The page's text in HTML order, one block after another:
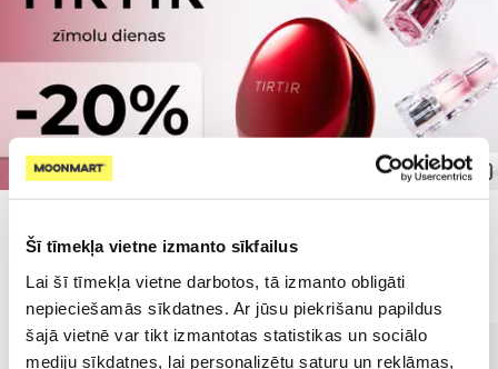
Šī tīmekļa vietne izmanto sīkfailus
Lai šī tīmekļa vietne darbotos, tā izmanto obligāti
nepieciešamās sīkdatnes. Ar jūsu piekrišanu papildus
šajā vietnē var tikt izmantotas statistikas un sociālo
mediju sīkdatnes, lai personalizētu saturu un reklāmas,
Populārākie kategorijā